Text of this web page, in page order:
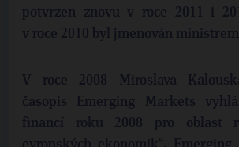
potvrzen znovu v roce 2011 i
v roce 2010 byl jmenován
V roce 2008 Miroslava
časopis Emerging Markets
financí roku 2008 pro oblast